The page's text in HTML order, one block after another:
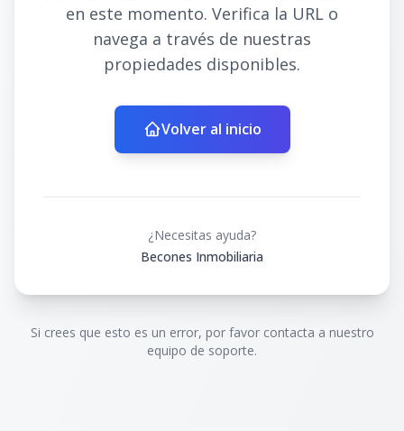
en este momento. Verifica la URL o
navega a través de nuestras
propiedades disponibles.
Volver al inicio
¿Necesitas ayuda?
Becones Inmobiliaria
Si crees que esto es un error, por favor contacta a nuestro
equipo de soporte.